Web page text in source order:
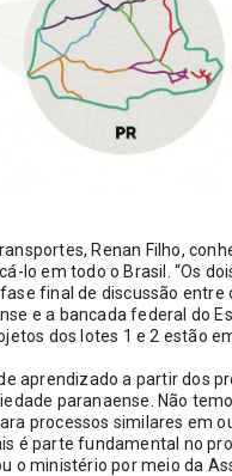
Renan Filho,
lo em todo o Brasil. “Os
final de discussão
e a bancada federal do
dos lotes 1 e 2 estão
aprendizado a partir dos
paranaense. Não
processos similares em
é parte fundamental no
o ministério por meio da